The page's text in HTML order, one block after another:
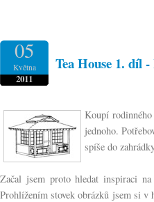
05
Května
2011
Tea House 1. díl
Koupí
jednoho.
spíše do
Začal jsem proto hledat inspiraci na
Prohlížením stovek obrázků jsem si v